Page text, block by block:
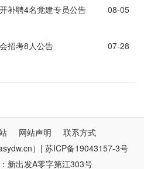
补聘4名党建专员公告
08-05
招考8人公告
07-28
网站声明
联系方式
）| 苏ICP备19043157-3号
新出发A零字第江303号